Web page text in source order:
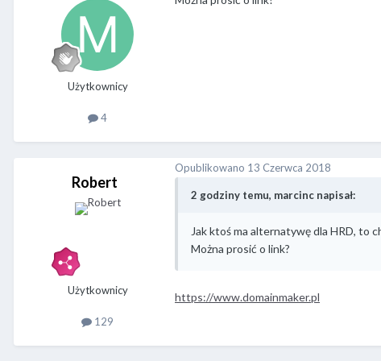
Użytkownicy
4
Robert
Użytkownicy
129
Opublikowano 13 Czerwca 2018
2 godziny temu, marcinc napisał:
Jak ktoś ma alternatywę dla HRD, to
Można prosić o link?
https://www.domainmaker.pl